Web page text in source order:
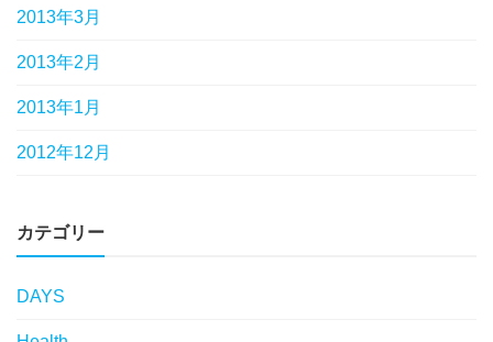
2013年3月
2013年2月
2013年1月
2012年12月
カテゴリー
DAYS